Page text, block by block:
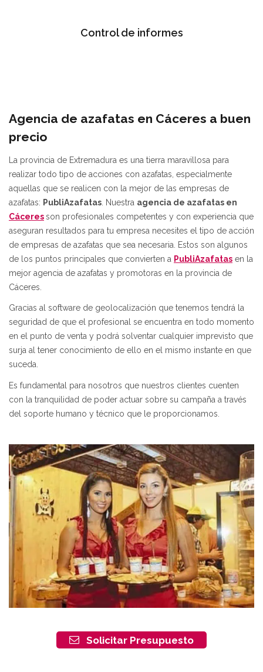
Control de informes
Agencia de azafatas en Cáceres a buen
precio
La provincia de Extremadura es una tierra maravillosa para
realizar todo tipo de acciones con azafatas, especialmente
aquellas que se realicen con la mejor de las empresas de
azafatas: PubliAzafatas . Nuestra agencia de azafatas en
Cáceresson profesionales competentes y con experiencia que
aseguran resultados para tu empresa necesites el tipo de acción
de empresas de azafatas que sea necesaria. Estos son algunos
de los puntos principales que convierten a PubliAzafatas en la
mejor agencia de azafatas y promotoras en la provincia de
Cáceres.
Gracias al software de geolocalización que tenemos tendrá la
seguridad de que el profesional se encuentra en todo momento
en el punto de venta y podrá solventar cualquier imprevisto que
surja al tener conocimiento de ello en el mismo instante en que
suceda.
Es fundamental para nosotros que nuestros clientes cuenten
con la tranquilidad de poder actuar sobre su campaña a través
del soporte humano y técnico que le proporcionamos.
Solicitar Presupuesto